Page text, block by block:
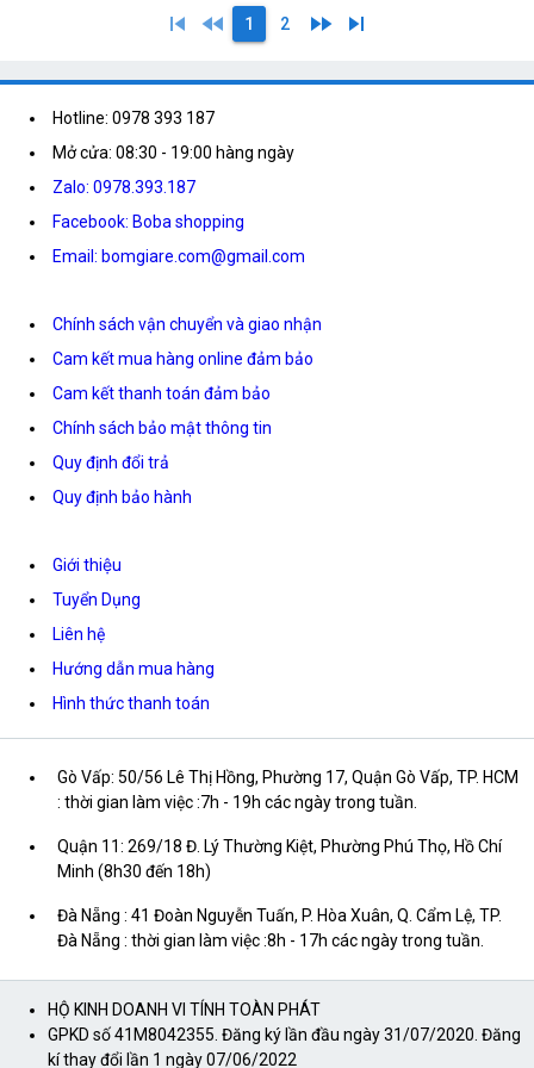
skip_previous fast_rewind 1 2 fast_forward skip_next
Hotline: 0978 393 187
Mở cửa: 08:30 - 19:00 hàng ngày
Zalo: 0978.393.187
Facebook: Boba shopping
Email: bomgiare.com@gmail.com
Chính sách vận chuyển và giao nhận
Cam kết mua hàng online đảm bảo
Cam kết thanh toán đảm bảo
Chính sách bảo mật thông tin
Quy định đổi trả
Quy định bảo hành
Giới thiệu
Tuyển Dụng
Liên hệ
Hướng dẫn mua hàng
Hình thức thanh toán
Gò Vấp: 50/56 Lê Thị Hồng, Phường 17, Quận Gò Vấp, TP. HCM
: thời gian làm việc :7h - 19h các ngày trong tuần.
Quận 11: 269/18 Đ. Lý Thường Kiệt, Phường Phú Thọ, Hồ Chí
Minh (8h30 đến 18h)
Đà Nẵng : 41 Đoàn Nguyễn Tuấn, P. Hòa Xuân, Q. Cẩm Lệ, TP.
Đà Nẵng : thời gian làm việc :8h - 17h các ngày trong tuần.
HỘ KINH DOANH VI TÍNH TOÀN PHÁT
GPKD số 41M8042355. Đăng ký lần đầu ngày 31/07/2020. Đăng
kí thay đổi lần 1 ngày 07/06/2022